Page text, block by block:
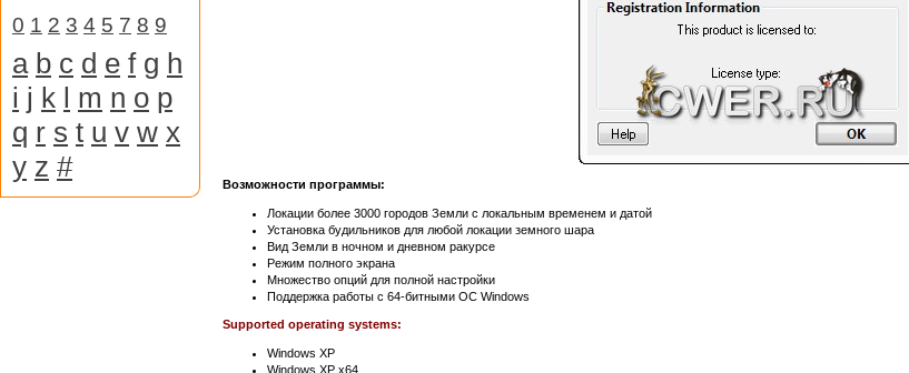
Возможности программы:
Локации более 3000 городов Земли с локальным временем и датой
Установка будильников для любой локации земного шара
Вид Земли в ночном и дневном ракурсе
Режим полного экрана
Множество опций для полной настройки
Поддержка работы с 64-битными ОС Windows
Supported operating systems:
Windows XP
Windows XP x64
0 1 2 3 4 5 7 8 9
a b c d e f g h
i j k l m n o p
q r s t u v w x
y z #